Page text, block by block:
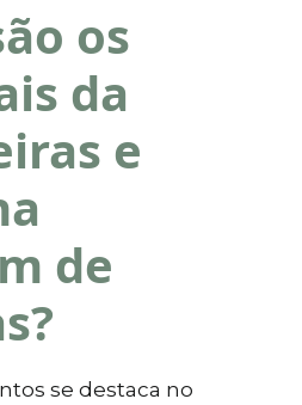
os
da
e
de
se destaca no